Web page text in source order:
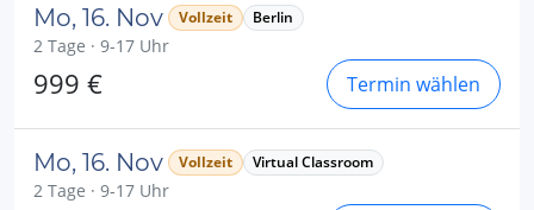
Mo, 16. Nov Vollzeit Berlin
2 Tage · 9-17 Uhr
999 € Termin wählen
Mo, 16. Nov Vollzeit Virtual Classroom
2 Tage · 9-17 Uhr